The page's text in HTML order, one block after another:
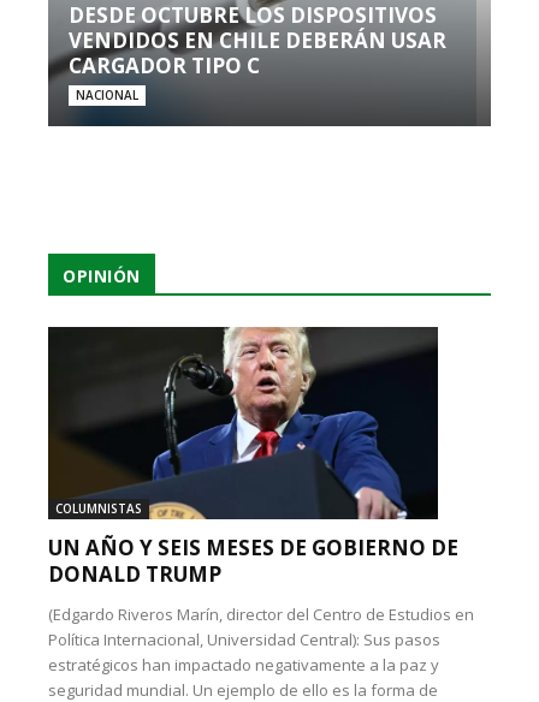
DESDE OCTUBRE LOS DISPOSITIVOS
VENDIDOS EN CHILE DEBERÁN USAR
CARGADOR TIPO C
NACIONAL
OPINIÓN
COLUMNISTAS
UN AÑO Y SEIS MESES DE GOBIERNO DE
DONALD TRUMP
(Edgardo Riveros Marín, director del Centro de Estudios en
Política Internacional, Universidad Central): Sus pasos
estratégicos han impactado negativamente a la paz y
seguridad mundial. Un ejemplo de ello es la forma de